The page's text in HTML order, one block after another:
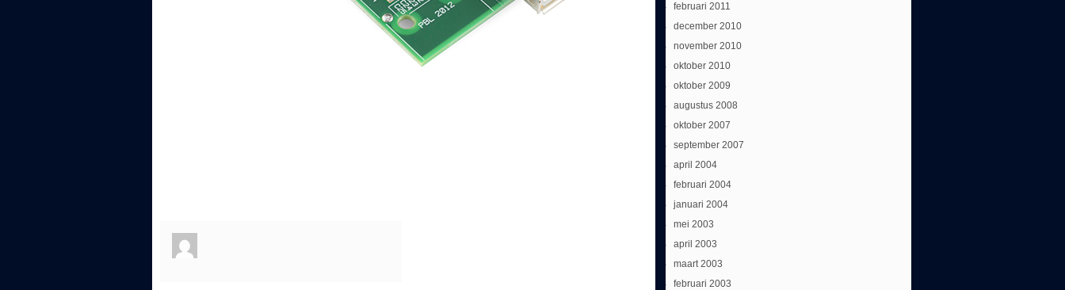
februari 2011
december 2010
november 2010
oktober 2010
oktober 2009
augustus 2008
oktober 2007
september 2007
april 2004
februari 2004
januari 2004
mei 2003
april 2003
maart 2003
februari 2003